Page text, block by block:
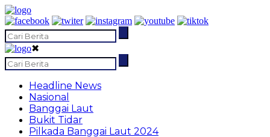
✖
Headline News
Nasional
Banggai Laut
Bukit Tidar
Pilkada Banggai Laut 2024